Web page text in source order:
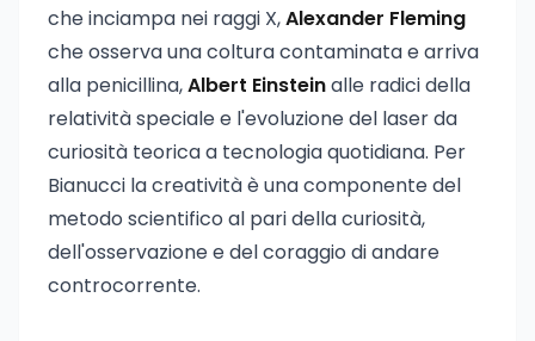
che inciampa nei raggi X,Alexander Fleming
che osserva una coltura contaminata e arriva
alla penicillina,Albert Einsteinalle radici della
relatività speciale e l'evoluzione del laser da
curiosità teorica a tecnologia quotidiana. Per
Bianucci la creatività è una componente del
metodo scientifico al pari della curiosità,
dell'osservazione e del coraggio di andare
controcorrente.